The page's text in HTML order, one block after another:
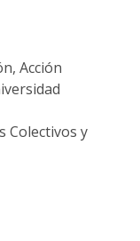
Acción
Colectivos y